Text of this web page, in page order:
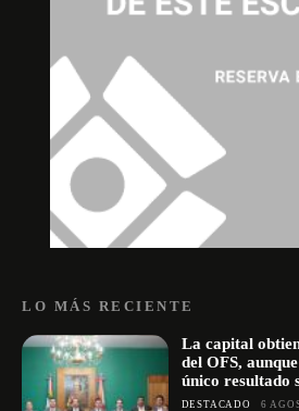
LO MÁS RECIENTE
La capital
del OFS,
único resultado
DESTACADO 6